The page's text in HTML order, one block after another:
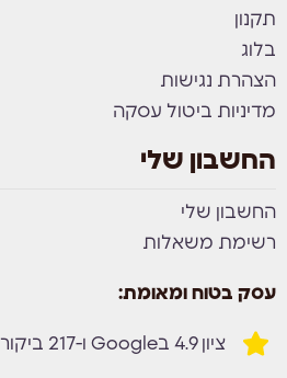
תקנון
בלוג
הצהרת נגישות
מדיניות ביטול עסקה
החשבון שלי
החשבון שלי
רשימת משאלות
עסק בטוח ומאומת:
ציון 4.9 בGoogle ו-217 ביקורות